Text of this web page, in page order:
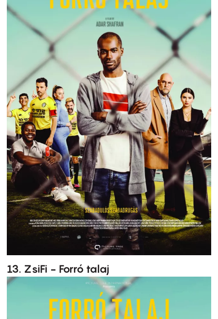
13. ZsiFi - Forró talaj